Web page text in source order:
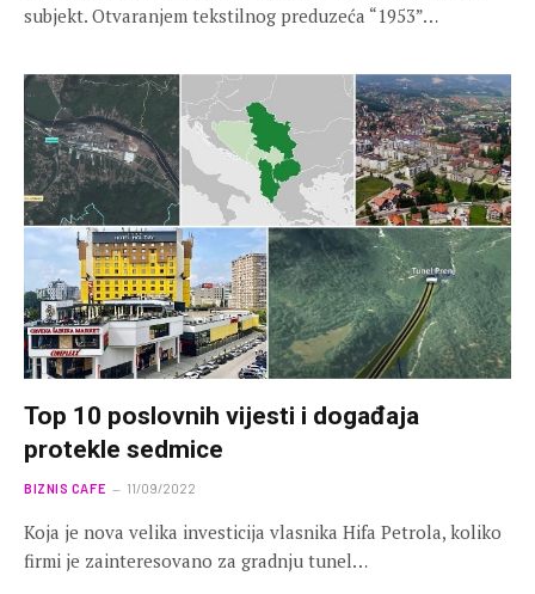
subjekt. Otvaranjem tekstilnog preduzeća “1953”…
Top 10 poslovnih vijesti i događaja
protekle sedmice
BIZNIS CAFE 11/09/2022
Koja je nova velika investicija vlasnika Hifa Petrola, koliko
firmi je zainteresovano za gradnju tunel…